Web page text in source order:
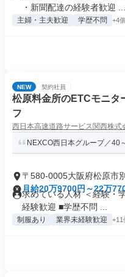
・新聞配達の経験者歓迎 ...
主婦・主夫歓迎 学歴不問 +4個
NEW 契約社員
松原料金所のETCモニタ
フ
西日本高速道路サービス関西株式
NEXCO西日本グループ／40
〒580-0005大阪府松原市
月給20万9700円～22万
求めている人材 ＜経験・
経験歓迎 ■学歴不問 ...
制服あり 業界未経験歓迎 +11